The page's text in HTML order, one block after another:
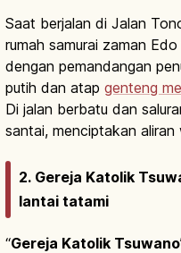
Saat berjalan di Jalan
rumah samurai zaman
dengan pemandangan
putih dan atap genteng
Di jalan berbatu dan
santai, menciptakan
2. Gereja Katolik
lantai tatami
“Gereja Katolik Tsuwano